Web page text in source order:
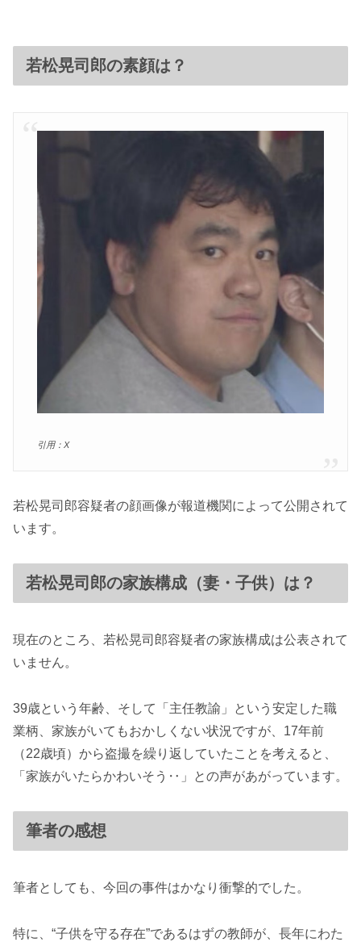
若松晃司郎の素顔は？
引用：X
若松晃司郎容疑者の顔画像が報道機関によって公開されて
います。
若松晃司郎の家族構成（妻・子供）は？
現在のところ、若松晃司郎容疑者の家族構成は公表されて
いません。
39歳という年齢、そして「主任教諭」という安定した職
業柄、家族がいてもおかしくない状況ですが、17年前
（22歳頃）から盗撮を繰り返していたことを考えると、
「家族がいたらかわいそう‥」との声があがっています。
筆者の感想
筆者としても、今回の事件はかなり衝撃的でした。
特に、“子供を守る存在”であるはずの教師が、長年にわた